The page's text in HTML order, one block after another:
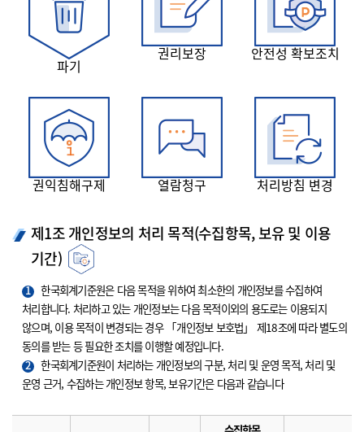
파기
권리보장 안전성 확보조치
권익침해구제 열람청구 처리방침 변경
제1조 개인정보의 처리 목적(수집항목, 보유 및 이용
기간)
1
한국회계기준원은 다음 목적을 위하여 최소한의 개인정보를 수집하여
처리합니다. 처리하고 있는 개인정보는 다음 목적이외의 용도로는 이용되지
않으며, 이용 목적이 변경되는 경우 「개인정보 보호법」 제18조에 따라 별도의
동의를 받는 등 필요한 조치를 이행할 예정입니다.
2
한국회계기준원이 처리하는 개인정보의 구분, 처리 및 운영 목적, 처리 및
운영 근거, 수집하는 개인정보 항목, 보유기간은 다음과 같습니다